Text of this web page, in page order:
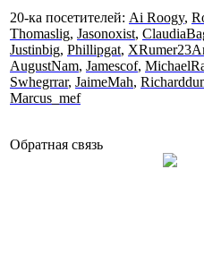
20-ка посетителей: Ai Roogy,
Thomaslig, Jasonoxist,
Justinbig, Phillipgat,
AugustNam, Jamescof,
Swhegrrar, JaimeMah,
Marcus_mef
Обратная связь